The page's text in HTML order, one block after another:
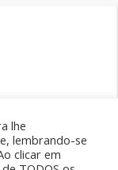
lhe
lembrando-se
clicar em